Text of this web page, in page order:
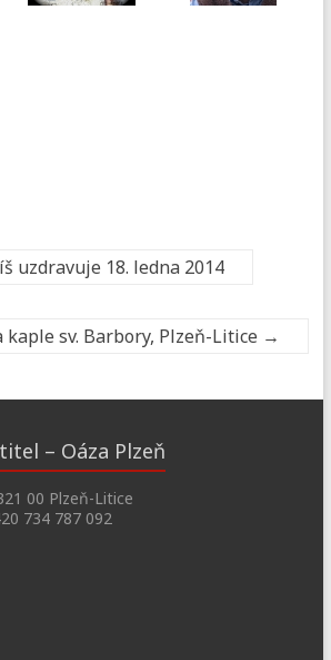
uzdravuje 18. ledna 2014
kaple sv. Barbory, Plzeň-Litice →
– Oáza Plzeň
00 Plzeň-Litice
734 787 092